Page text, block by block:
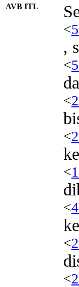
AVB ITL
<
,
<
<
<
<
<
<
<